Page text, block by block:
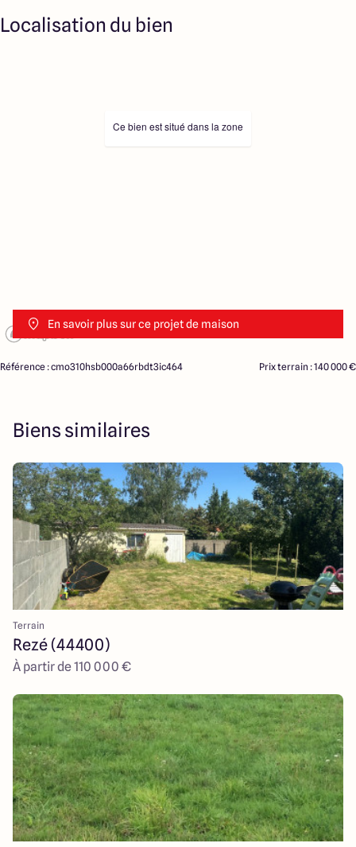
Localisation du bien
En savoir plus sur ce projet de maison
Ce bien est situé dans la zone
Référence : cmo310hsb000a66rbdt3ic464 Prix terrain : 140 000 €
Biens similaires
Terrain
Rezé (44400)
À partir de 110 000 €